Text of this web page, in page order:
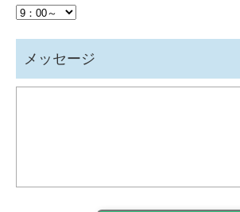
メッセージ